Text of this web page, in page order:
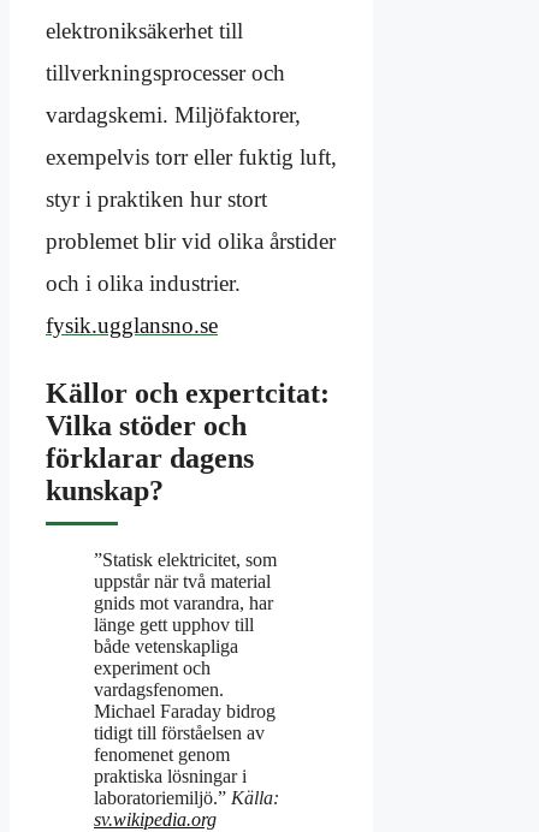
elektroniksäkerhet till
tillverkningsprocesser och
vardagskemi. Miljöfaktorer,
exempelvis torr eller fuktig luft,
styr i praktiken hur stort
problemet blir vid olika årstider
och i olika industrier.
fysik.ugglansno.se
Källor och expertcitat:
Vilka stöder och
förklarar dagens
kunskap?
”Statisk elektricitet, som
uppstår när två material
gnids mot varandra, har
länge gett upphov till
både vetenskapliga
experiment och
vardagsfenomen.
Michael Faraday bidrog
tidigt till förståelsen av
fenomenet genom
praktiska lösningar i
laboratoriemiljö.” Källa:
sv.wikipedia.org